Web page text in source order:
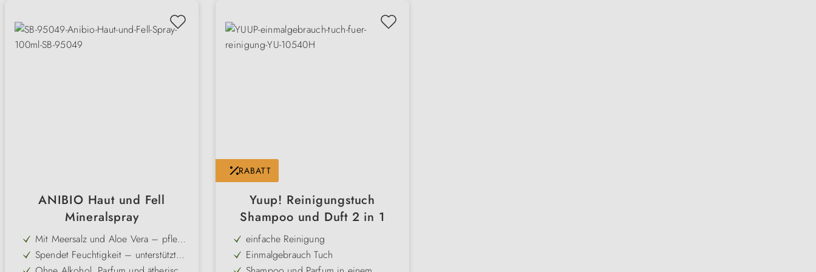
ANIBIO Haut und Fell
Mineralspray
Mit Meersalz und Aloe Vera – pflegt
und beruhigt gereizte Haut natürlich
Spendet Feuchtigkeit – unterstützt
die Regeneration trockener Haut
RABATT
Yuup! Reinigungstuch
Shampoo und Duft 2 in 1
einfache Reinigung
Einmalgebrauch Tuch